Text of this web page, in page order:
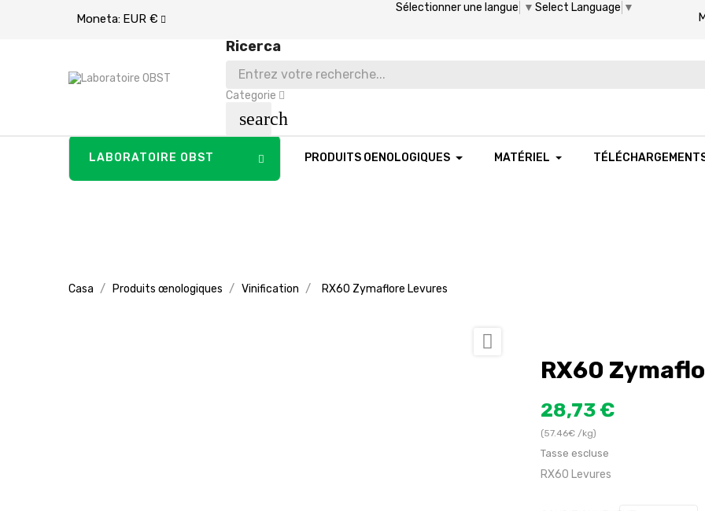
Moneta: EUR €
Sélectionner une langue ▼ Select Language ▼
Ricerca
Categorie
search
LABORATOIRE OBST PRODUITS OENOLOGIQUES MATÉRIEL
Casa Produits œnologiques Vinification RX60 Zymaflore Levures

RX60
28,73 €
(57.46€ /kg)
Tasse escluse
RX60 Levures